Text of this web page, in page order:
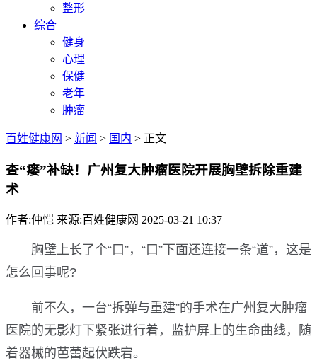
整形
综合
健身
心理
保健
老年
肿瘤
百姓健康网 > 新闻 > 国内 > 正文
查“瘘”补缺！广州复大肿瘤医院开展胸壁拆除重建
术
作者:仲恺 来源:百姓健康网 2025-03-21 10:37
胸壁上长了个“口”，“口”下面还连接一条“道”，这是
怎么回事呢?
前不久，一台“拆弹与重建”的手术在广州复大肿瘤
医院的无影灯下紧张进行着，监护屏上的生命曲线，随
着器械的芭蕾起伏跌宕。